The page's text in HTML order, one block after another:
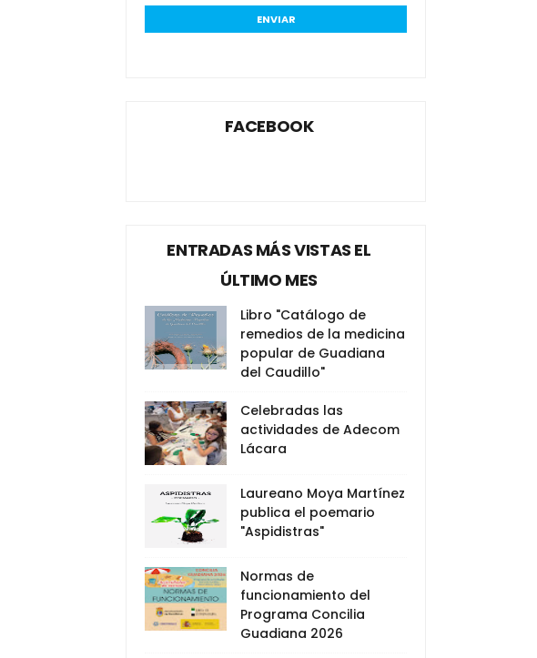
FACEBOOK
ENTRADAS MÁS VISTAS EL
ÚLTIMO MES
Libro "Catálogo de
remedios de la medicina
popular de Guadiana
del Caudillo"
Celebradas las
actividades de Adecom
Lácara
Laureano Moya Martínez
publica el poemario
"Aspidistras"
Normas de
funcionamiento del
Programa Concilia
Guadiana 2026